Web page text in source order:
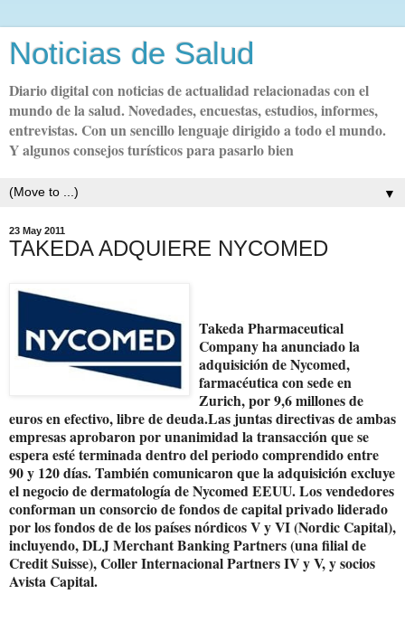
Noticias de Salud
Diario digital con noticias de actualidad relacionadas con el
mundo de la salud. Novedades, encuestas, estudios, informes,
entrevistas. Con un sencillo lenguaje dirigido a todo el mundo.
Y algunos consejos turísticos para pasarlo bien
▼
23 May 2011
TAKEDA ADQUIERE NYCOMED
Takeda Pharmaceutical
Company ha anunciado la
adquisición de Nycomed,
farmacéutica con sede en
Zurich, por 9,6 millones de
euros en efectivo, libre de deuda.Las juntas directivas de ambas
empresas aprobaron por unanimidad la transacción que se
espera esté terminada dentro del periodo comprendido entre
90 y 120 días. También comunicaron que la adquisición excluye
el negocio de dermatología de Nycomed EEUU. Los vendedores
conforman un consorcio de fondos de capital privado liderado
por los fondos de de los países nórdicos V y VI (Nordic Capital),
incluyendo, DLJ Merchant Banking Partners (una filial de
Credit Suisse), Coller Internacional Partners IV y V, y socios
Avista Capital.